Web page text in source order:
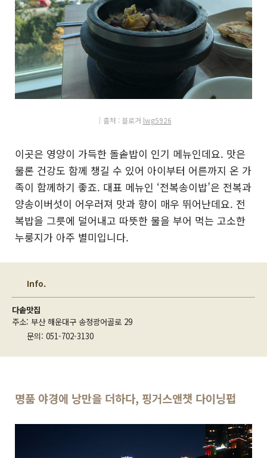
│출처 : 블로거 lwg5926
이곳은 영양이 가득한 돌솥밥이 인기 메뉴인데요. 맛은
물론 건강도 함께 챙길 수 있어 아이부터 어른까지 온 가
족이 함께하기 좋죠. 대표 메뉴인 ‘전복송이밥’은 전복과
양송이버섯이 어우러져 맛과 향이 매우 뛰어난데요. 전
복밥을 그릇에 덜어내고 따뜻한 물을 부어 먹는 고소한
누룽지가 아주 별미입니다.
Info.
다솥맛집
주소: 부산 해운대구 송정광어골로 29
문의: 051-702-3130
명품 야경에 낭만을 더하다, 핑거스앤챗 다이닝펍